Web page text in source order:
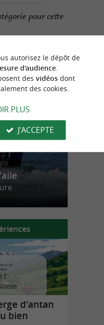
pour cette
n
o
t
r
e
c
o
u
p
d
e
c
o
e
u
r
d'antan
bien
autorisez le dépôt de
d'audience.
des vidéosdont
des cookies.
PLUS
J'ACCEPTE